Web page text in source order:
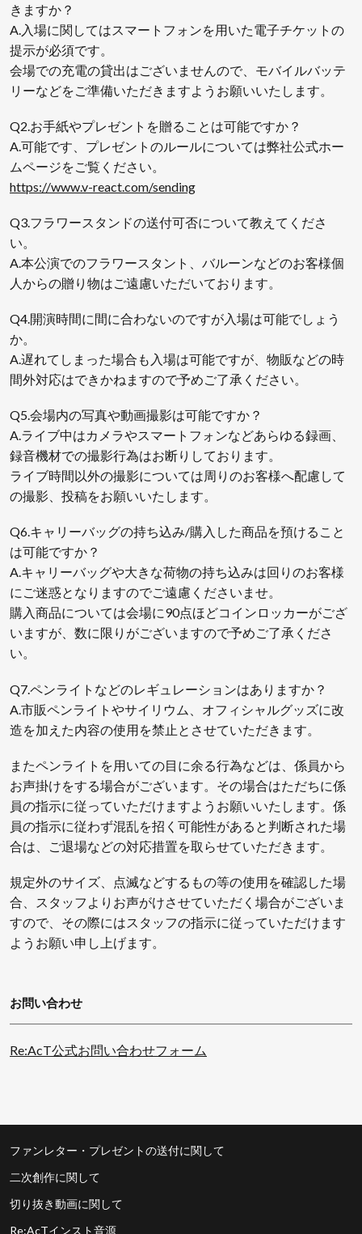
きますか？
A.入場に関してはスマートフォンを用いた電子チケットの
提示が必須です。
会場での充電の貸出はございませんので、モバイルバッテ
リーなどをご準備いただきますようお願いいたします。
Q2.お手紙やプレゼントを贈ることは可能ですか？
A.可能です、プレゼントのルールについては弊社公式ホー
ムページをご覧ください。
https://www.v-react.com/sending
Q3.フラワースタンドの送付可否について教えてくださ
い。
A.本公演でのフラワースタント、バルーンなどのお客様個
人からの贈り物はご遠慮いただいております。
Q4.開演時間に間に合わないのですが入場は可能でしょう
か。
A.遅れてしまった場合も入場は可能ですが、物販などの時
間外対応はできかねますので予めご了承ください。
Q5.会場内の写真や動画撮影は可能ですか？
A.ライブ中はカメラやスマートフォンなどあらゆる録画、
録音機材での撮影行為はお断りしております。
ライブ時間以外の撮影については周りのお客様へ配慮して
の撮影、投稿をお願いいたします。
Q6.キャリーバッグの持ち込み/購入した商品を預けること
は可能ですか？
A.キャリーバッグや大きな荷物の持ち込みは回りのお客様
にご迷惑となりますのでご遠慮くださいませ。
購入商品については会場に90点ほどコインロッカーがござ
いますが、数に限りがございますので予めご了承くださ
い。
Q7.ペンライトなどのレギュレーションはありますか？
A.市販ペンライトやサイリウム、オフィシャルグッズに改
造を加えた内容の使用を禁止とさせていただきます。
またペンライトを用いての目に余る行為などは、係員から
お声掛けをする場合がございます。その場合はただちに係
員の指示に従っていただけますようお願いいたします。係
員の指示に従わず混乱を招く可能性があると判断された場
合は、ご退場などの対応措置を取らせていただきます。
規定外のサイズ、点滅などするもの等の使用を確認した場
合、スタッフよりお声がけさせていただく場合がございま
すので、その際にはスタッフの指示に従っていただけます
ようお願い申し上げます。
お問い合わせ
Re:AcT公式お問い合わせフォーム
ファンレター・プレゼントの送付に関して
二次創作に関して
切り抜き動画に関して
Re:AcTインスト音源